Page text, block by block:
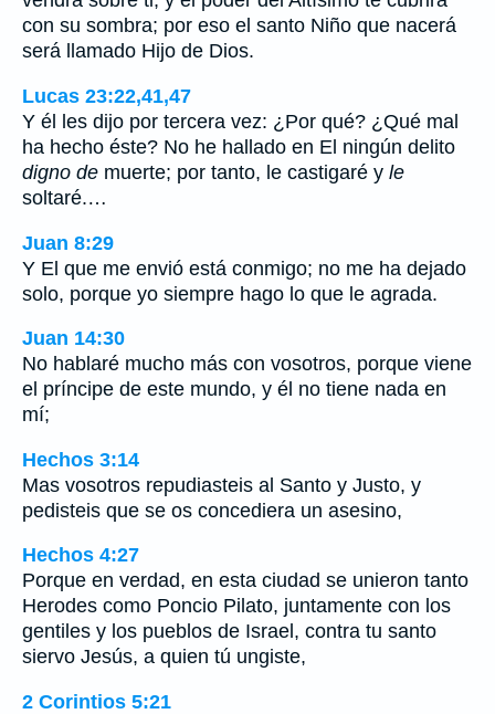
con su sombra; por eso el santo Niño que nacerá
será llamado Hijo de Dios.
Lucas 23:22,41,47
Y él les dijo por tercera vez: ¿Por qué? ¿Qué mal
ha hecho éste? No he hallado en El ningún delito
digno de muerte; por tanto, le castigaré y le
soltaré.…
Juan 8:29
Y El que me envió está conmigo; no me ha dejado
solo, porque yo siempre hago lo que le agrada.
Juan 14:30
No hablaré mucho más con vosotros, porque viene
el príncipe de este mundo, y él no tiene nada en
mí;
Hechos 3:14
Mas vosotros repudiasteis al Santo y Justo, y
pedisteis que se os concediera un asesino,
Hechos 4:27
Porque en verdad, en esta ciudad se unieron tanto
Herodes como Poncio Pilato, juntamente con los
gentiles y los pueblos de Israel, contra tu santo
siervo Jesús, a quien tú ungiste,
2 Corintios 5:21